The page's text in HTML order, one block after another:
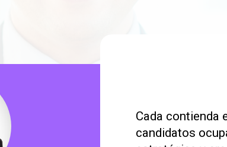
Cada contienda
candidatos